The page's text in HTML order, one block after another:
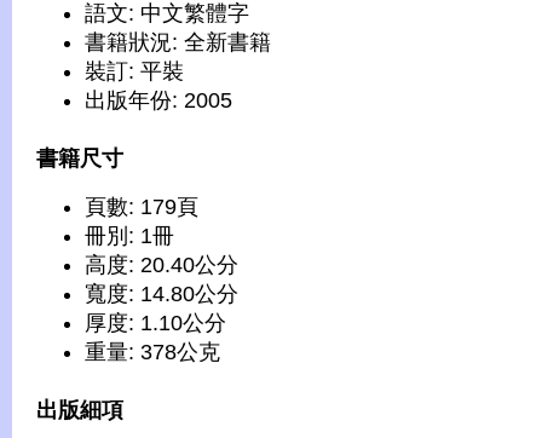
語文: 中文繁體字
書籍狀況: 全新書籍
裝訂: 平裝
出版年份: 2005
書籍尺寸
頁數: 179頁
冊別: 1冊
高度: 20.40公分
寬度: 14.80公分
厚度: 1.10公分
重量: 378公克
出版細項